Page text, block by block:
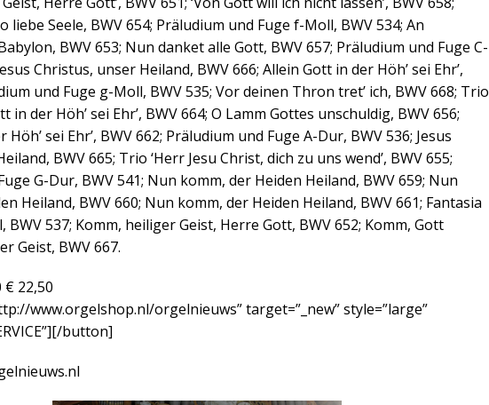
liebe Seele, BWV 654; Präludium und Fuge f-Moll, BWV 534; An
BWV 653; Nun danket alle Gott, BWV 657; Präludium und Fuge C-
Christus, unser Heiland, BWV 666; Allein Gott in der Höh’ sei Ehr’,
und Fuge g-Moll, BWV 535; Vor deinen Thron tret’ ich, BWV 668; Trio
in der Höh’ sei Ehr’, BWV 664; O Lamm Gottes unschuldig, BWV 656;
sei Ehr’, BWV 662; Präludium und Fuge A-Dur, BWV 536; Jesus
BWV 665; Trio ‘Herr Jesu Christ, dich zu uns wend’, BWV 655;
G-Dur, BWV 541; Nun komm, der Heiden Heiland, BWV 659; Nun
Heiland, BWV 660; Nun komm, der Heiden Heiland, BWV 661; Fantasia
BWV 537; Komm, heiliger Geist, Herre Gott, BWV 652; Komm, Gott
Geist, BWV 667.
€ 22,50
www.orgelshop.nl/orgelnieuws” target=”_new” style=”large”
button]